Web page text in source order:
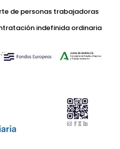
de personas trabajadoras
indefinida ordinaria